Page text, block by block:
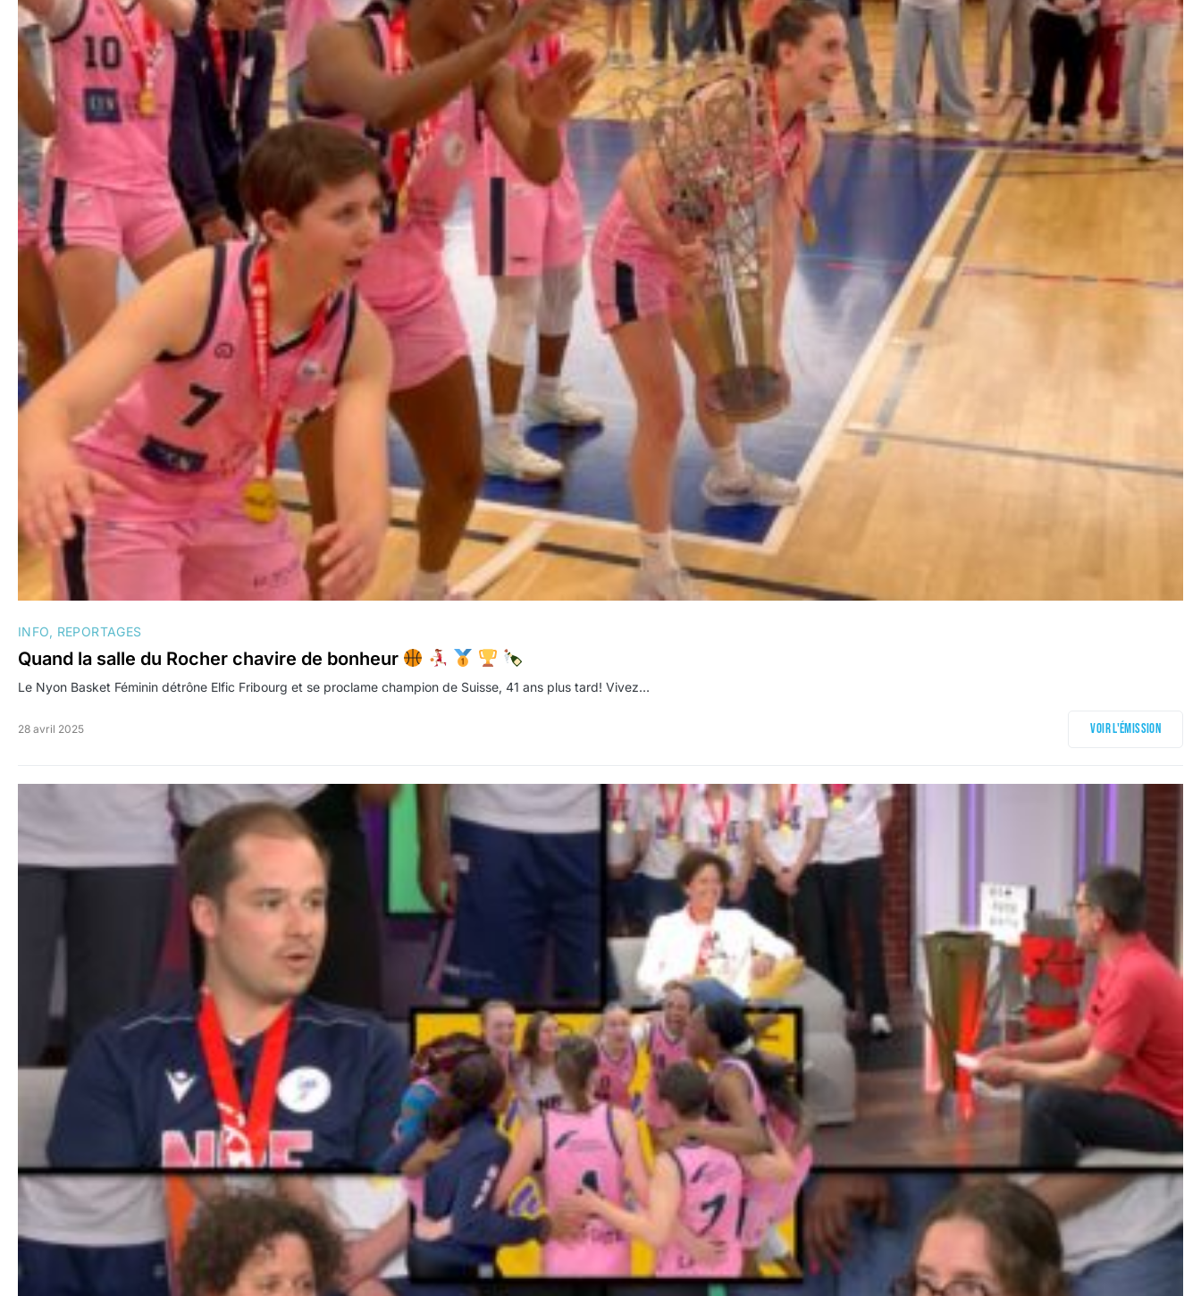
INFO REPORTAGES
Quand la salle du Rocher chavire de bonheur
Le Nyon Basket Féminin détrône Elfic Fribourg et se proclame champion de Suisse, 41 ans plus tard! Vivez…
28 avril 2025 Voir l'émission